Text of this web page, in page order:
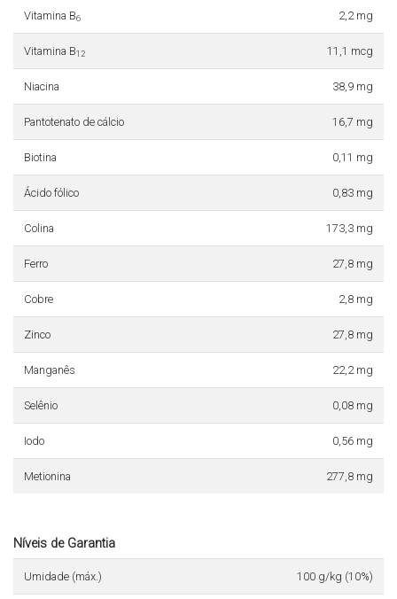
Vitamina B6 2,2 mg
Vitamina B12 11,1 mcg
Niacina 38,9 mg
Pantotenato de cálcio 16,7 mg
Biotina 0,11 mg
Ácido fólico 0,83 mg
Colina 173,3 mg
Ferro 27,8 mg
Cobre 2,8 mg
Zinco 27,8 mg
Manganês 22,2 mg
Selênio 0,08 mg
Iodo 0,56 mg
Metionina 277,8 mg
Níveis de Garantia
Umidade (máx.) 100 g/kg (10%)